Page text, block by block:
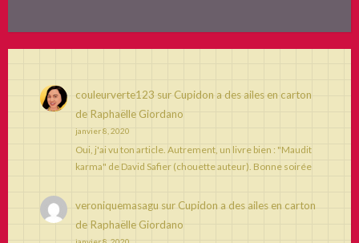
couleurverte123 sur Cupidon a des ailes en carton
de Raphaëlle Giordano
janvier 8, 2020
Oui, j'ai vu ton article. Autrement, un livre bien : "Maudit
karma" de David Safier (chouette auteur). Bonne soirée
veroniquemasagu sur Cupidon a des ailes en carton
de Raphaëlle Giordano